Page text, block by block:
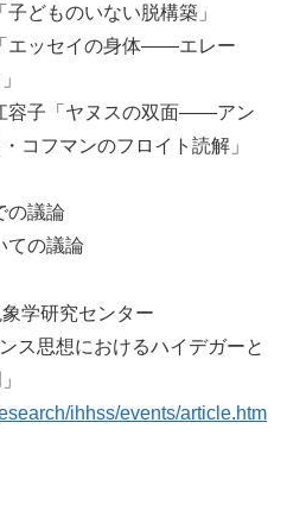
どものいない脱構築」
エッセイの身体――エレー
容子「ヤヌスの双面――アン
コフマンのフロイト読解」
の議論
ての議論
学研究センター
ス思想におけるハイデガーと
ihhss/events/article.htm